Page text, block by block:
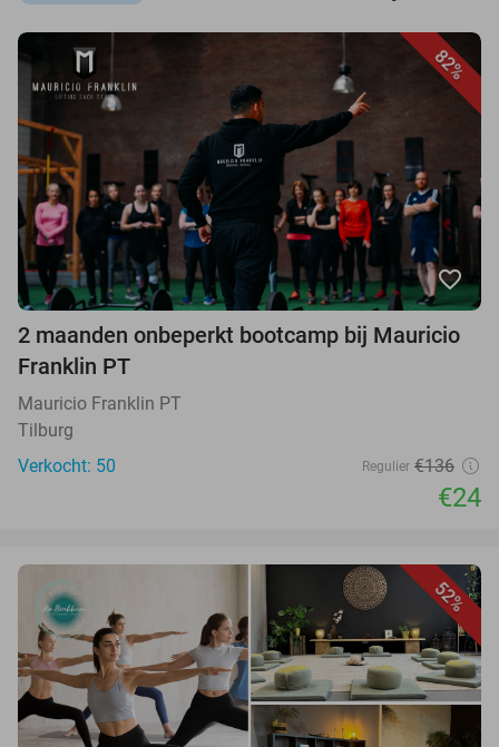
82%
favorite_border
2 maanden onbeperkt bootcamp bij Mauricio
Franklin PT
Mauricio Franklin PT
Tilburg
Verkocht: 50
Regulier €136
€24
52%